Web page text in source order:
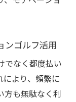
ンゴルフ活用
でなく都度払い
より、頻繁に
方も無駄なく利